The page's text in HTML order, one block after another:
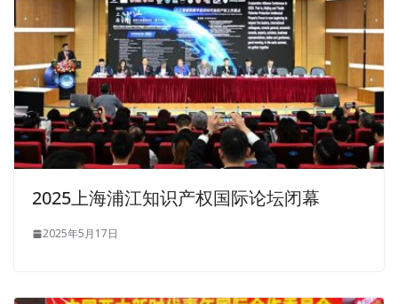
2025上海浦江知识产权国际论坛闭幕
2025年5月17日